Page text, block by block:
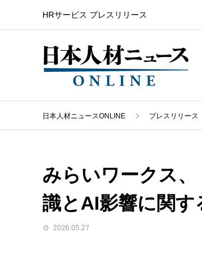
HRサービス プレスリリース
日本人材ニュースONLINE プレスリリース
みらいワークス
識とAI影響に関す
2026.05.27